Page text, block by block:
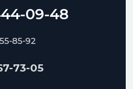
85-92
73-05